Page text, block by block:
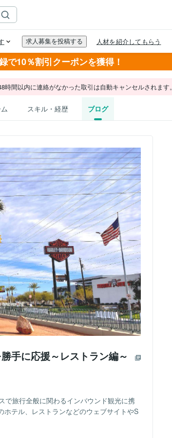
で10％割引クーポンを獲得！
間以内に連絡がなかった取引は自動キャンセルされます。
スキル・経歴 ブログ
手に応援～レストラン編～
で旅行全般に関わるインバウンド観光に携
テル、レストランなどのウェブサイトやS